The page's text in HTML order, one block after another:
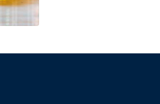
2016, e a expectativa é